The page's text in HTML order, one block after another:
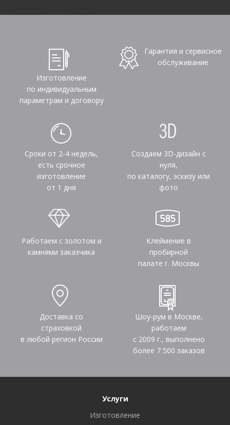
Изготовление
по индивидуальным
параметрам и договору
Гарантия и сервисное
обслуживание
Сроки от 2-4 недель,
есть срочное
изготовление
от 1 дня
Создаем 3D-дизайн с
нуля,
по каталогу, эскизу или
фото
Работаем с золотом и
камнями заказчика
Клеймение в
пробирной
палате г. Москвы
Доставка со
страховкой
в любой регион России
Шоу-рум в Москве,
работаем
с 2009 г., выполнено
более 7 500 заказов
Услуги
Изготовление